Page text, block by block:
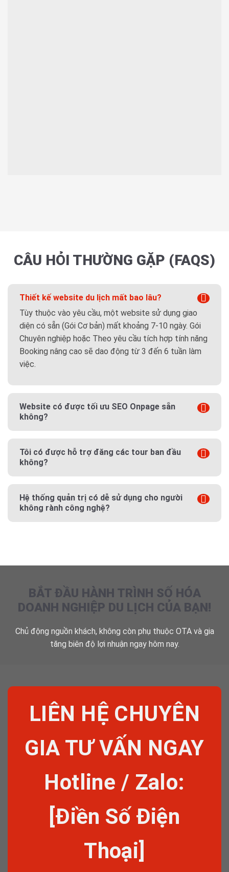
CÂU HỎI THƯỜNG GẶP (FAQS)
Thiết kế website du lịch mất bao lâu?
Tùy thuộc vào yêu cầu, một website sử dụng giao
diện có sẵn (Gói Cơ bản) mất khoảng 7-10 ngày. Gói
Chuyên nghiệp hoặc Theo yêu cầu tích hợp tính năng
Booking nâng cao sẽ dao động từ 3 đến 6 tuần làm
việc.
Website có được tối ưu SEO Onpage sẵn
không?
Tôi có được hỗ trợ đăng các tour ban đầu
không?
Hệ thống quản trị có dễ sử dụng cho người
không rành công nghệ?
BẮT ĐẦU HÀNH TRÌNH SỐ HÓA
DOANH NGHIỆP DU LỊCH CỦA BẠN!
Chủ động nguồn khách, không còn phụ thuộc OTA và gia
tăng biên độ lợi nhuận ngay hôm nay.
LIÊN HỆ CHUYÊN
GIA TƯ VẤN NGAY
Hotline / Zalo:
[Điền Số Điện
Thoại]